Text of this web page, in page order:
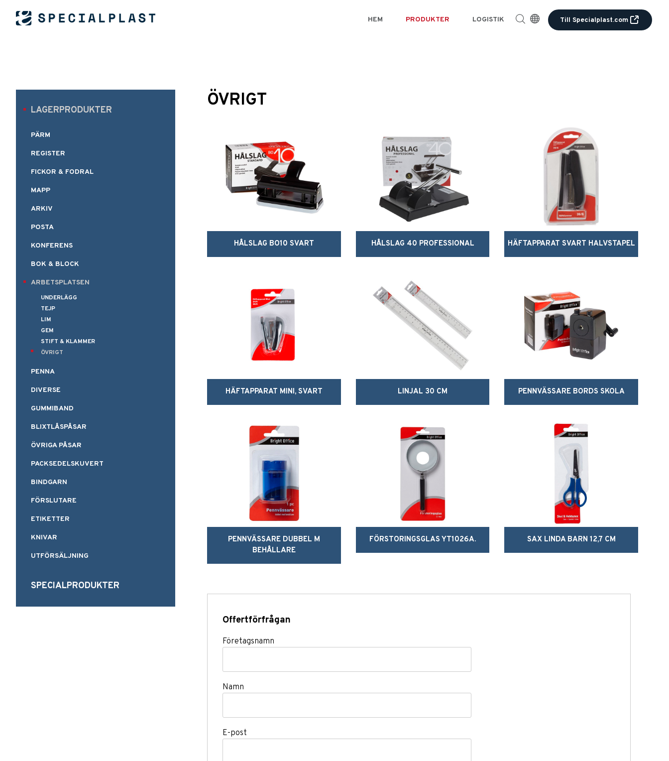
HEM PRODUKTER LOGISTIK Till Specialplast.com
LAGERPRODUKTER
PÄRM
REGISTER
FICKOR & FODRAL
MAPP
ARKIV
POSTA
KONFERENS
BOK & BLOCK
ARBETSPLATSEN
UNDERLÄGG
TEJP
LIM
GEM
STIFT & KLAMMER
ÖVRIGT
PENNA
DIVERSE
GUMMIBAND
BLIXTLÅSPÅSAR
ÖVRIGA PÅSAR
PACKSEDELSKUVERT
BINDGARN
FÖRSLUTARE
ETIKETTER
KNIVAR
UTFÖRSÄLJNING
SPECIALPRODUKTER
ÖVRIGT
HÅLSLAG BO10 SVART HÅLSLAG 40 PROFESSIONAL HÄFTAPPARAT SVART HALVSTAPEL
HÄFTAPPARAT MINI, SVART LINJAL 30 CM PENNVÄSSARE BORDS SKOLA
PENNVÄSSARE DUBBEL M
BEHÅLLARE
FÖRSTORINGSGLAS YT1026A. SAX LINDA BARN 12,7 CM
Offertförfrågan
Företagsnamn
Namn
E-post